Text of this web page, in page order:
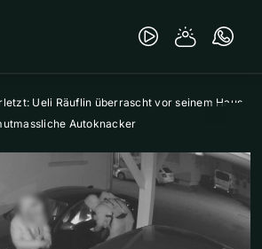
Ueli Räuflin überrascht vor seinem Haus
Autoknacker